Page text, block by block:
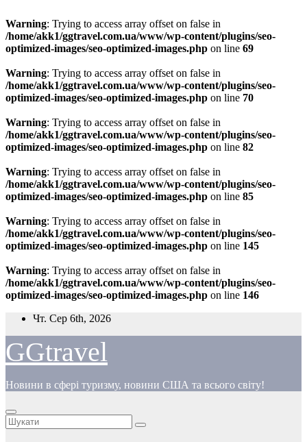
Warning: Trying to access array offset on false in
/home/akk1/ggtravel.com.ua/www/wp-content/plugins/seo-
optimized-images/seo-optimized-images.php on line 69
Warning: Trying to access array offset on false in
/home/akk1/ggtravel.com.ua/www/wp-content/plugins/seo-
optimized-images/seo-optimized-images.php on line 70
Warning: Trying to access array offset on false in
/home/akk1/ggtravel.com.ua/www/wp-content/plugins/seo-
optimized-images/seo-optimized-images.php on line 82
Warning: Trying to access array offset on false in
/home/akk1/ggtravel.com.ua/www/wp-content/plugins/seo-
optimized-images/seo-optimized-images.php on line 85
Warning: Trying to access array offset on false in
/home/akk1/ggtravel.com.ua/www/wp-content/plugins/seo-
optimized-images/seo-optimized-images.php on line 145
Warning: Trying to access array offset on false in
/home/akk1/ggtravel.com.ua/www/wp-content/plugins/seo-
optimized-images/seo-optimized-images.php on line 146
Перейти
вмісту
Чт. Сер 6th, 2026
GGtravel
Новини в сфері туризму, новини США та всього світу!